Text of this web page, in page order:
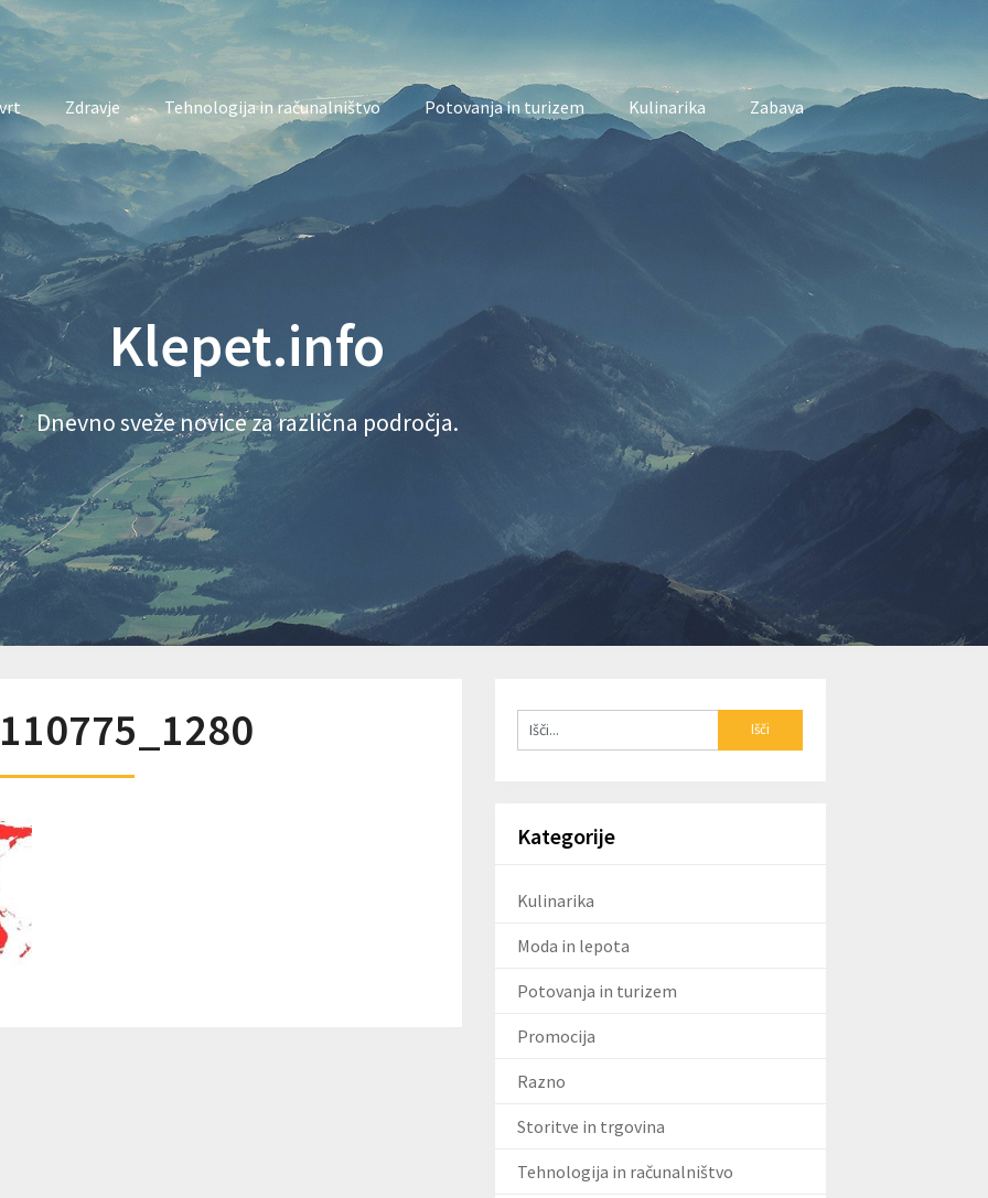
Zdravje Tehnologija in računalništvo Potovanja in turizem Kulinarika Zabava
Klepet.info
Dnevno sveže novice za različna področja.
Kategorije
Kulinarika
Moda in lepota
Potovanja in turizem
Promocija
Razno
Storitve in trgovina
Tehnologija in računalništvo